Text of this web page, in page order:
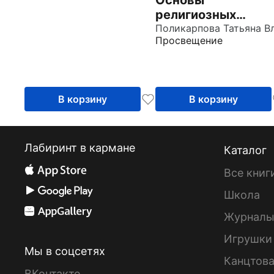
В корзину
религиозных
культур народов
России. 4 класс.
Просвещение
В корзину
Лабиринт в кармане
Мы в соцсетях
Каталог
Все
Школа
Журналы
Игрушки